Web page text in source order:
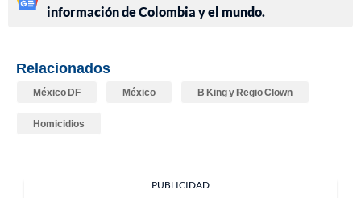
información de Colombia y el mundo.
Relacionados
México DF México B King y Regio Clown
Homicidios
PUBLICIDAD